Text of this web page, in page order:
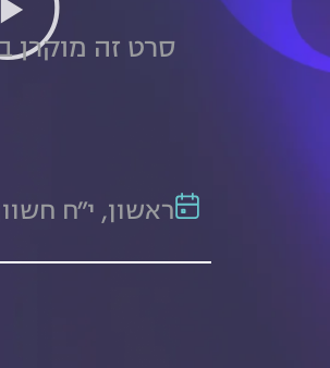
סרט זה מוקרן
ראשון, י"ח חשוון